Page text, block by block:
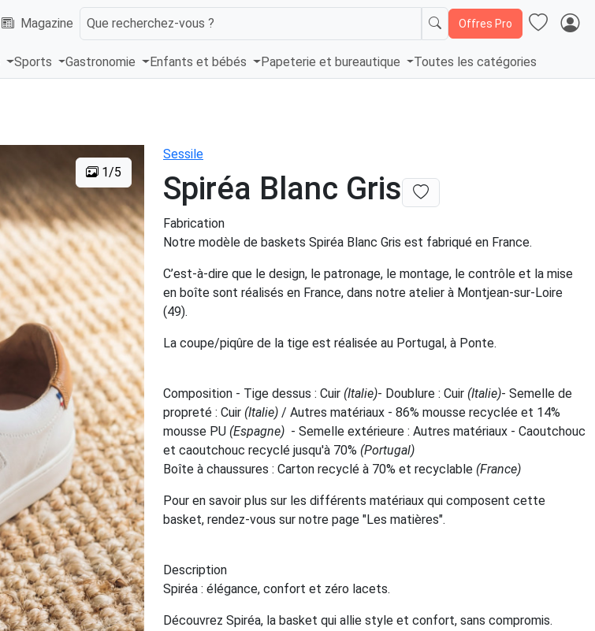
Magazine Que recherchez-vous ? Offres Pro
Sports Gastronomie Enfants et bébés Papeterie et bureautique Toutes les catégories
1/5
Sessile
Spiréa Blanc Gris
Fabrication
Notre modèle de baskets Spiréa Blanc Gris est fabriqué en France.
C’est-à-dire que le design, le patronage, le montage, le contrôle et la mise
en boîte sont réalisés en France, dans notre atelier à Montjean-sur-Loire
(49).
La coupe/piqûre de la tige est réalisée au Portugal, à Ponte.
Composition - Tige dessus : Cuir (Italie)- Doublure : Cuir (Italie)- Semelle de
propreté : Cuir (Italie) / Autres matériaux - 86% mousse recyclée et 14%
mousse PU (Espagne) - Semelle extérieure : Autres matériaux - Caoutchouc
et caoutchouc recyclé jusqu'à 70% (Portugal)
Boîte à chaussures : Carton recyclé à 70% et recyclable (France)
Pour en savoir plus sur les différents matériaux qui composent cette
basket, rendez-vous sur notre page "Les matières".
Description
Spiréa : élégance, confort et zéro lacets.
Découvrez Spiréa, la basket qui allie style et confort, sans compromis.